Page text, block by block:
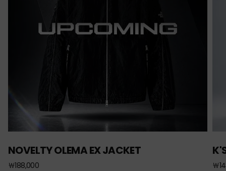
NOVELTY OLEMA EX JACKET
￦188,000 ￦